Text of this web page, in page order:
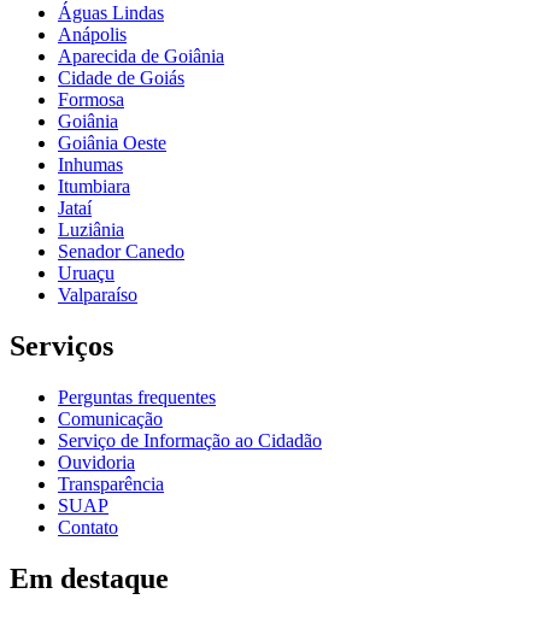
Águas Lindas
Anápolis
Aparecida de Goiânia
Cidade de Goiás
Formosa
Goiânia
Goiânia Oeste
Inhumas
Itumbiara
Jataí
Luziânia
Senador Canedo
Uruaçu
Valparaíso
Serviços
Perguntas frequentes
Comunicação
Serviço de Informação ao Cidadão
Ouvidoria
Transparência
SUAP
Contato
Em destaque